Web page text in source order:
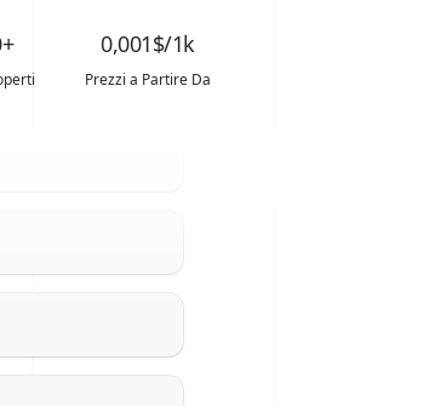
0,001$/1k
Prezzi a Partire Da